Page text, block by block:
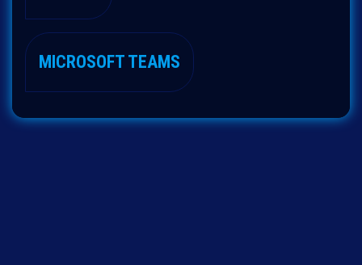
MICROSOFT TEAMS